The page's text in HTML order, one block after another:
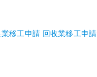
業移工申請 回收業移工申請